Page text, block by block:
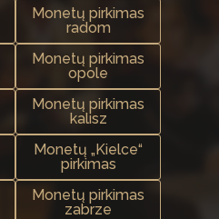
Monetų pirkimas
radom
Monetų pirkimas
opole
Monetų pirkimas
kalisz
Monetų „Kielce“
pirkimas
Monetų pirkimas
zabrze